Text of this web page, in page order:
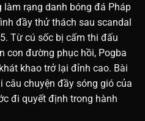
làm rạng danh bóng đá Pháp
đầy thử thách sau scandal
Từ cú sốc bị cấm thi đấu
con đường phục hồi, Pogba
khao trở lại đỉnh cao. Bài
câu chuyện đầy sóng gió của
đi quyết định trong hành